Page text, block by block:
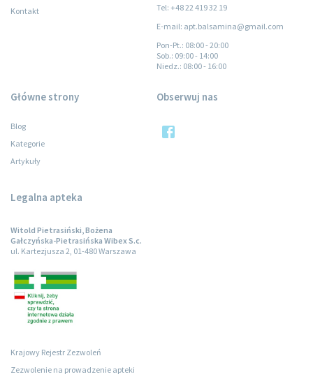
Kontakt
Tel: +48 22 419 32 19
E-mail: apt.balsamina@gmail.com
Pon-Pt.: 08:00 - 20:00
Sob.: 09:00 - 14:00
Niedz.: 08:00 - 16:00
Główne strony
Blog
Kategorie
Artykuły
Legalna apteka
Witold Pietrasiński, Bożena
Gałczyńska-Pietrasińska Wibex S.c.
ul. Kartezjusza 2, 01-480 Warszawa
Krajowy Rejestr Zezwoleń
Zezwolenie na prowadzenie apteki
Obserwuj nas